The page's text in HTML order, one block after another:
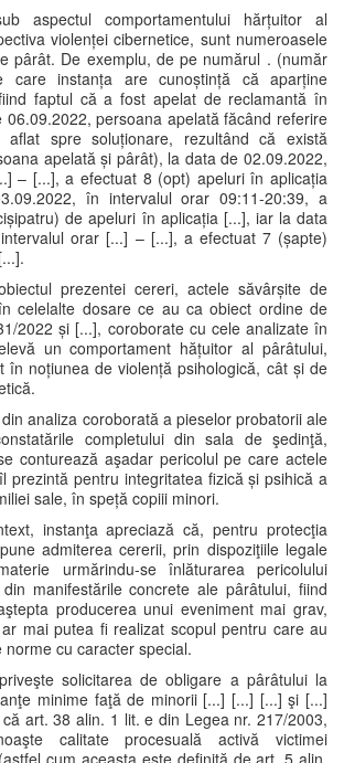
aspectul comportamentului hărțuitor al
violenței cibernetice, sunt numeroasele
pârât. De exemplu, de pe numărul . (număr
care instanța are cunoștință că aparține
faptul că a fost apelat de reclamantă în
persoana apelată făcând referire
spre soluționare, rezultând că există
apelată și pârât), la data de 02.09.2022,
– [...], a efectuat 8 (opt) apeluri în aplicația
în intervalul orar 09:11-20:39, a
de apeluri în aplicația [...], iar la data
orar [...] – [...], a efectuat 7 (șapte)
prezentei cereri, actele săvârșite de
celelalte dosare ce au ca obiect ordine de
2022 și [...], coroborate cu cele analizate în
un comportament hățuitor al pârâtului,
în noțiunea de violență psihologică, cât și de
analiza coroborată a pieselor probatorii ale
completului din sala de şedinţă,
conturează aşadar pericolul pe care actele
prezintă pentru integritatea fizică și psihică a
sale, în speță copiii minori.
instanţa apreciază că, pentru protecţia
admiterea cererii, prin dispoziţiile legale
urmărindu-se înlăturarea pericolului
manifestările concrete ale pârâtului, fiind
producerea unui eveniment mai grav,
mai putea fi realizat scopul pentru care au
cu caracter special.
solicitarea de obligare a pârâtului la
minime faţă de minorii [...] [...] [...] şi [...]
art. 38 alin. 1 lit. e din Legea nr. 217/2003,
calitate procesuală activă victimei
cum aceasta este definită de art. 5 alin.